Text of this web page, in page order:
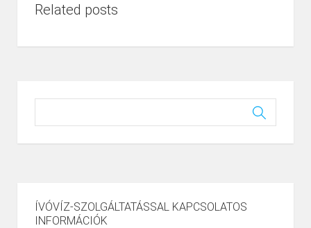
Related posts
ÍVÓVÍZ-SZOLGÁLTATÁSSAL KAPCSOLATOS
INFORMÁCIÓK